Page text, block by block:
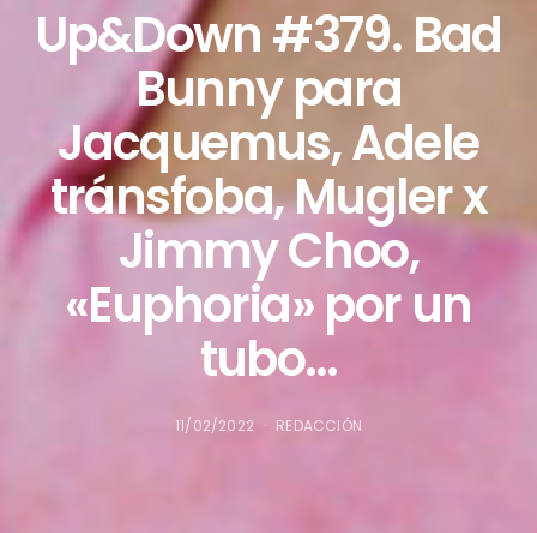
Up&Down #379. Bad
Bunny para
Jacquemus, Adele
tránsfoba, Mugler x
Jimmy Choo,
«Euphoria» por un
tubo…
11/02/2022 REDACCIÓN